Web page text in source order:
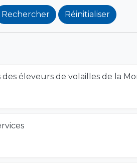
éleveurs de volailles de la